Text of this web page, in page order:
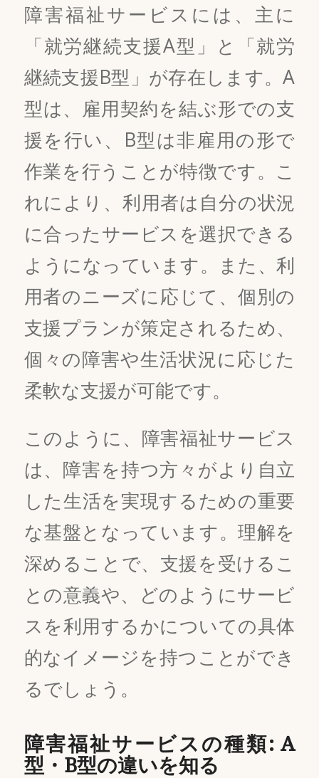
障害福祉サービスには、主に
「就労継続支援A型」と「就労
継続支援B型」が存在します。A
型は、雇用契約を結ぶ形での支
援を行い、B型は非雇用の形で
作業を行うことが特徴です。こ
れにより、利用者は自分の状況
に合ったサービスを選択できる
ようになっています。また、利
用者のニーズに応じて、個別の
支援プランが策定されるため、
個々の障害や生活状況に応じた
柔軟な支援が可能です。
このように、障害福祉サービス
は、障害を持つ方々がより自立
した生活を実現するための重要
な基盤となっています。理解を
深めることで、支援を受けるこ
との意義や、どのようにサービ
スを利用するかについての具体
的なイメージを持つことができ
るでしょう。
障害福祉サービスの種類: A
型・B型の違いを知る